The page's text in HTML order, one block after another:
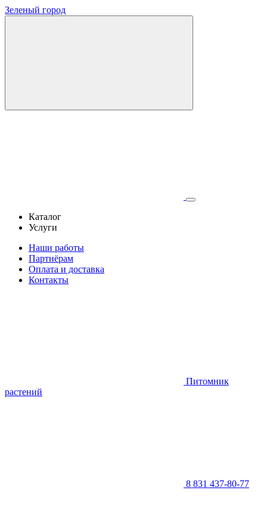
Зеленый город
Каталог
Услуги
Наши работы
Партнёрам
Оплата и доставка
Контакты
Питомник
растений
8 831 437-80-77